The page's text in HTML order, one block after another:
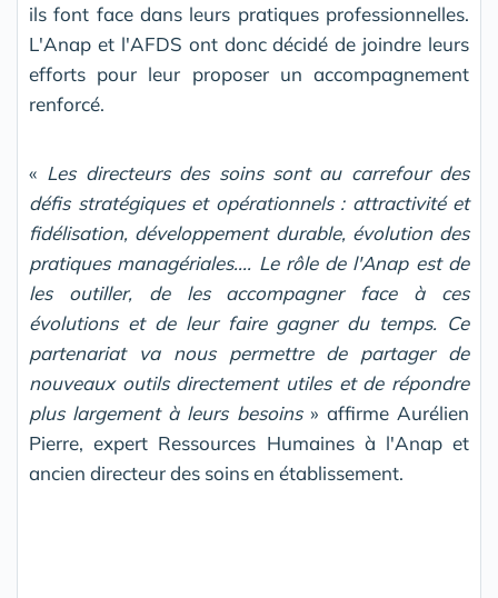
ils font face dans leurs pratiques professionnelles.
L'Anap et l'AFDS ont donc décidé de joindre leurs
efforts pour leur proposer un accompagnement
renforcé.
« Les directeurs des soins sont au carrefour des
défis stratégiques et opérationnels : attractivité et
fidélisation, développement durable, évolution des
pratiques managériales.... Le rôle de l'Anap est de
les outiller, de les accompagner face à ces
évolutions et de leur faire gagner du temps. Ce
partenariat va nous permettre de partager de
nouveaux outils directement utiles et de répondre
plus largement à leurs besoins » affirme Aurélien
Pierre, expert Ressources Humaines à l'Anap et
ancien directeur des soins en établissement.